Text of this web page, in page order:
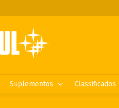
Suplementos Classificados